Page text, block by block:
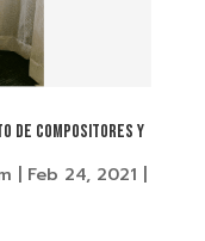
DE COMPOSITORES Y
Feb 24, 2021